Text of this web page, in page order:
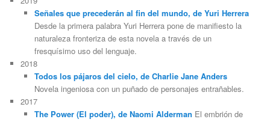
Señales que precederán al fin del mundo, de Yuri Herrera
Desde la primera palabra Yuri Herrera pone de manifiesto la
naturaleza fronteriza de esta novela a través de un
fresquísimo uso del lenguaje.
2018
Todos los pájaros del cielo, de Charlie Jane Anders
Novela ingeniosa con un puñado de personajes entrañables.
2017
The Power (El poder), de Naomi Alderman El embrión de